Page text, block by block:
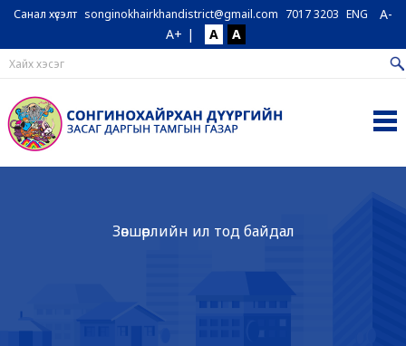
Санал хүсэлт songinokhairkhandistrict@gmail.com 7017 3203 ENG
A-
A+ | A A
Зөвшөөрлийн ил тод байдал